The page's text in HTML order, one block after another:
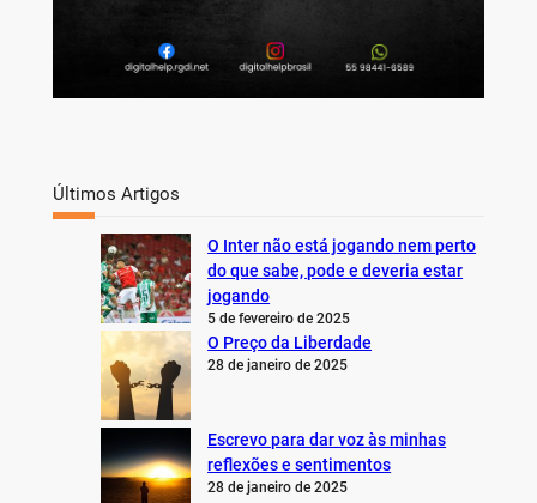
Últimos Artigos
O Inter não está jogando nem perto
do que sabe, pode e deveria estar
jogando
5 de fevereiro de 2025
O Preço da Liberdade
28 de janeiro de 2025
Escrevo para dar voz às minhas
reflexões e sentimentos
28 de janeiro de 2025